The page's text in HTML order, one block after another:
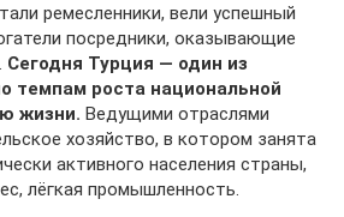
ремесленники, вели успешный
посредники, оказывающие
Сегодня Турция — один из
темпам роста национальной
жизни. Ведущими отраслями
хозяйство, в котором занята
активного населения страны,
лёгкая промышленность.